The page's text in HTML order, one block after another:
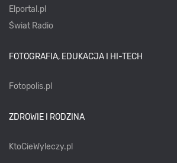
Elportal.pl
Świat Radio
FOTOGRAFIA, EDUKACJA I HI-TECH
Fotopolis.pl
ZDROWIE I RODZINA
KtoCieWyleczy.pl